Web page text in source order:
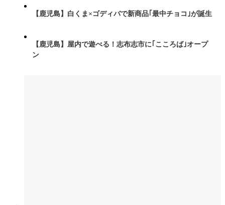
【鹿児島】白くま×ゴディバで新商品｢最中チョコ｣が誕生
【鹿児島】屋内で遊べる！志布志市に｢こころば｣オープ
ン